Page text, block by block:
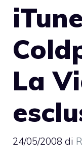
La
24/05/2008 di